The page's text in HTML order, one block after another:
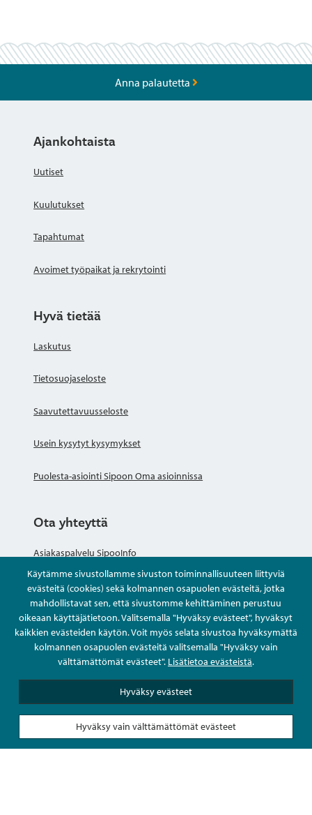
Käytämme sivustollamme sivuston toiminnallisuuteen liittyviä
evästeitä (cookies) sekä kolmannen osapuolen evästeitä, jotka
mahdollistavat sen, että sivustomme kehittäminen perustuu
oikeaan käyttäjätietoon. Valitsemalla "Hyväksy evästeet", hyväksyt
kaikkien evästeiden käytön. Voit myös selata sivustoa hyväksymättä
kolmannen osapuolen evästeitä valitsemalla "Hyväksy vain
välttämättömät evästeet". Lisätietoa evästeistä.
Hyväksy evästeet
Hyväksy vain välttämättömät evästeet
Anna palautetta
Ajankohtaista
Uutiset
Kuulutukset
Tapahtumat
Avoimet työpaikat ja rekrytointi
Hyvä tietää
Laskutus
Tietosuojaseloste
Saavutettavuusseloste
Usein kysytyt kysymykset
Puolesta-asiointi Sipoon Oma asioinnissa
Ota yhteyttä
Asiakaspalvelu SipooInfo
Anna palautetta nimettömästi
Kysy tai asioi
Yhteystiedot